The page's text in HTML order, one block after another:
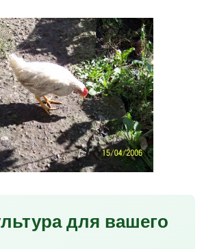
для вашего